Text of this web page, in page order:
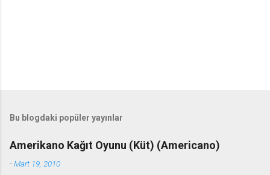
Bu blogdaki popüler yayınlar
Amerikano Kağıt Oyunu (Küt) (Americano)
-Mart 19, 2010